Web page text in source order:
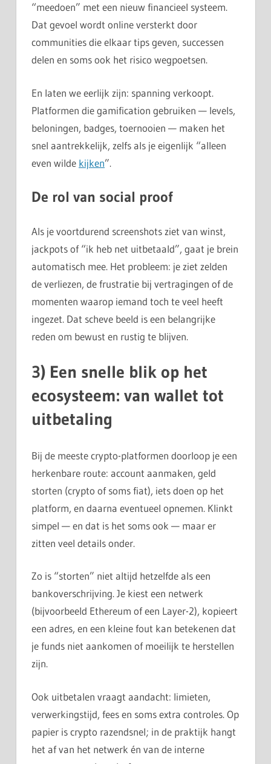
“meedoen” met een nieuw financieel systeem.
Dat gevoel wordt online versterkt door
communities die elkaar tips geven, successen
delen en soms ook het risico wegpoetsen.
En laten we eerlijk zijn: spanning verkoopt.
Platformen die gamification gebruiken — levels,
beloningen, badges, toernooien — maken het
snel aantrekkelijk, zelfs als je eigenlijk “alleen
even wilde kijken”.
De rol van social proof
Als je voortdurend screenshots ziet van winst,
jackpots of “ik heb net uitbetaald”, gaat je brein
automatisch mee. Het probleem: je ziet zelden
de verliezen, de frustratie bij vertragingen of de
momenten waarop iemand toch te veel heeft
ingezet. Dat scheve beeld is een belangrijke
reden om bewust en rustig te blijven.
3) Een snelle blik op het
ecosysteem: van wallet tot
uitbetaling
Bij de meeste crypto-platformen doorloop je een
herkenbare route: account aanmaken, geld
storten (crypto of soms fiat), iets doen op het
platform, en daarna eventueel opnemen. Klinkt
simpel — en dat is het soms ook — maar er
zitten veel details onder.
Zo is “storten” niet altijd hetzelfde als een
bankoverschrijving. Je kiest een netwerk
(bijvoorbeeld Ethereum of een Layer-2), kopieert
een adres, en een kleine fout kan betekenen dat
je funds niet aankomen of moeilijk te herstellen
zijn.
Ook uitbetalen vraagt aandacht: limieten,
verwerkingstijd, fees en soms extra controles. Op
papier is crypto razendsnel; in de praktijk hangt
het af van het netwerk én van de interne